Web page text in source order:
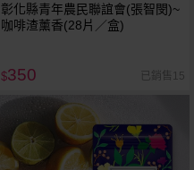
彰化縣青年農民聯誼會(張智閔)~
咖啡渣薰香(28片／盒)
$350 已銷售15